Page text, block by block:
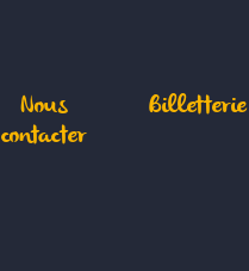
Nous
contacter
Billetterie